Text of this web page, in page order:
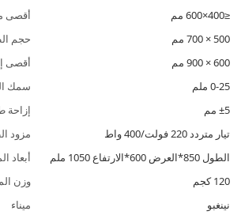
أقصى
≤400×600 مم
حجم
500 × 700 مم
أقصى
600 × 900 مم
سمك
0-25 ملم
إزاحة
±5 مم
مزود
تيار متردد 220 فولت/400 واط
أبعاد
الطول 850*العرض 600*الارتفاع 1050 ملم
وزن
120 كجم
ميناء
نينغبو